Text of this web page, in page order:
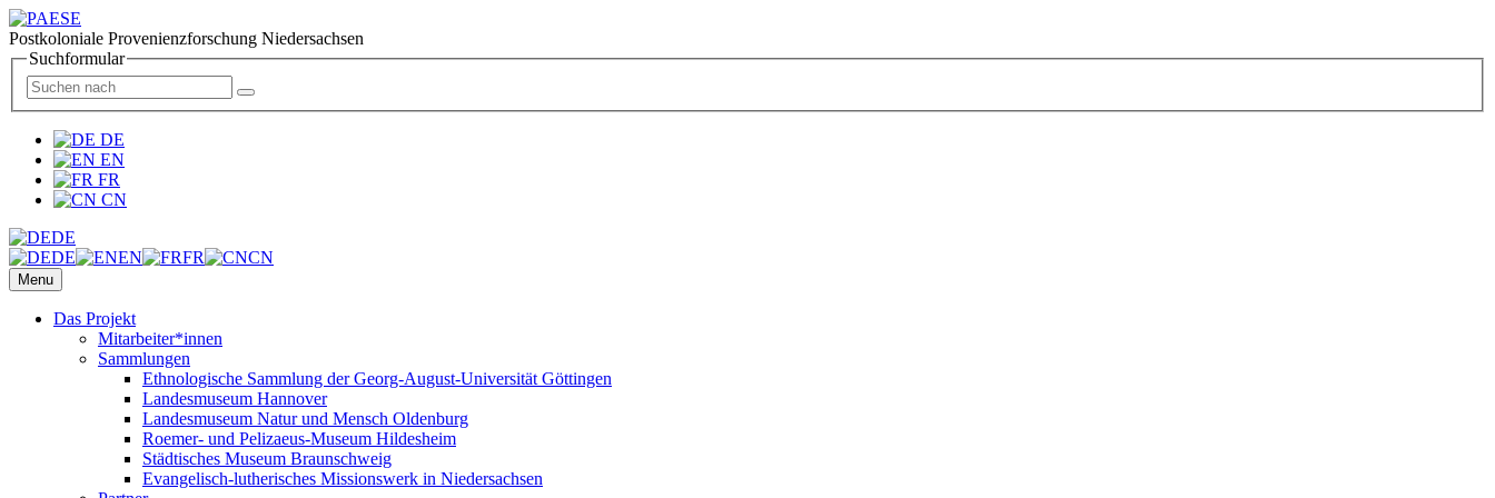
Postkoloniale Provenienzforschung Niedersachsen
Suchformular
DE
EN
FR
CN
DE
DE
EN FR CN
Menu
Das Projekt
Mitarbeiter*innen
Sammlungen
Ethnologische Sammlung der Georg-August-Universität Göttingen
Landesmuseum Hannover
Landesmuseum Natur und Mensch Oldenburg
Roemer- und Pelizaeus-Museum Hildesheim
Städtisches Museum Braunschweig
Evangelisch-lutherisches Missionswerk in Niedersachsen